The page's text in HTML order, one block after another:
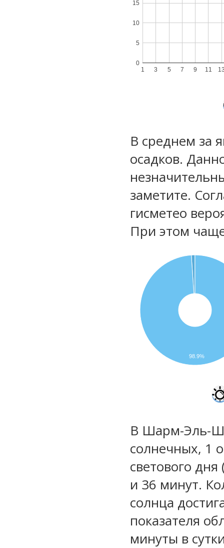
1 3 5 7 9 11
0
5
10
15
В среднем за
осадков.
заметите.
гисметео
При этом
98.9%
В Шарм-Эль-
солнечных, 1
светового дня
и 36 минут.
солнца
показателя
минуты в